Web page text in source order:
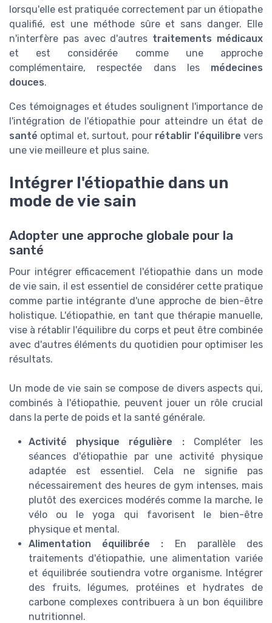
lorsqu'elle est pratiquée correctement par un étiopathe
qualifié, est une méthode sûre et sans danger. Elle
n'interfère pas avec d'autres traitements médicaux
et est considérée comme une approche
complémentaire, respectée dans les médecines
douces.
Ces témoignages et études soulignent l'importance de
l'intégration de l'étiopathie pour atteindre un état de
santé optimal et, surtout, pour rétablir l'équilibre vers
une vie meilleure et plus saine.
Intégrer l'étiopathie dans un
mode de vie sain
Adopter une approche globale pour la
santé
Pour intégrer efficacement l'étiopathie dans un mode
de vie sain, il est essentiel de considérer cette pratique
comme partie intégrante d'une approche de bien-être
holistique. L'étiopathie, en tant que thérapie manuelle,
vise à rétablir l'équilibre du corps et peut être combinée
avec d'autres éléments du quotidien pour optimiser les
résultats.
Un mode de vie sain se compose de divers aspects qui,
combinés à l'étiopathie, peuvent jouer un rôle crucial
dans la perte de poids et la santé générale.
Activité physique régulière :Compléter les
séances d'étiopathie par une activité physique
adaptée est essentiel. Cela ne signifie pas
nécessairement des heures de gym intenses, mais
plutôt des exercices modérés comme la marche, le
vélo ou le yoga qui favorisent le bien-être
physique et mental.
Alimentation équilibrée : En parallèle des
traitements d'étiopathie, une alimentation variée
et équilibrée soutiendra votre organisme. Intégrer
des fruits, légumes, protéines et hydrates de
carbone complexes contribuera à un bon équilibre
nutritionnel.